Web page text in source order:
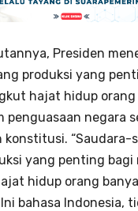
Presiden
produksi yang
hajat hidup orang
penguasaan negara
konstitusi. “Saudara-
yang penting bagi
hidup orang
bahasa Indonesia,